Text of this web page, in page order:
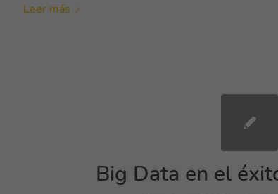
Leer más
Big Data en el